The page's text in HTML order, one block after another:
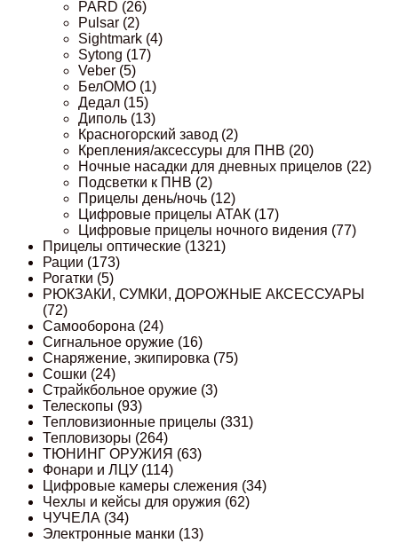
PARD (26)
Pulsar (2)
Sightmark (4)
Sytong (17)
Veber (5)
БелОМО (1)
Дедал (15)
Диполь (13)
Красногорский завод (2)
Крепления/аксессуры для ПНВ (20)
Ночные насадки для дневных прицелов (22)
Подсветки к ПНВ (2)
Прицелы день/ночь (12)
Цифровые прицелы АТАК (17)
Цифровые прицелы ночного видения (77)
Прицелы оптические (1321)
Рации (173)
Рогатки (5)
РЮКЗАКИ, СУМКИ, ДОРОЖНЫЕ АКСЕССУАРЫ
(72)
Самооборона (24)
Сигнальное оружие (16)
Снаряжение, экипировка (75)
Сошки (24)
Страйкбольное оружие (3)
Телескопы (93)
Тепловизионные прицелы (331)
Тепловизоры (264)
ТЮНИНГ ОРУЖИЯ (63)
Фонари и ЛЦУ (114)
Цифровые камеры слежения (34)
Чехлы и кейсы для оружия (62)
ЧУЧЕЛА (34)
Электронные манки (13)